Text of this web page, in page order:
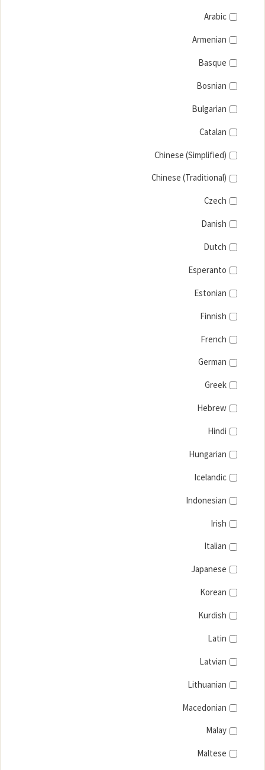
Arabic
Armenian
Basque
Bosnian
Bulgarian
Catalan
Chinese (Simplified)
Chinese (Traditional)
Czech
Danish
Dutch
Esperanto
Estonian
Finnish
French
German
Greek
Hebrew
Hindi
Hungarian
Icelandic
Indonesian
Irish
Italian
Japanese
Korean
Kurdish
Latin
Latvian
Lithuanian
Macedonian
Malay
Maltese